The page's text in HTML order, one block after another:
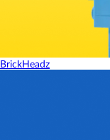
BrickHeadz